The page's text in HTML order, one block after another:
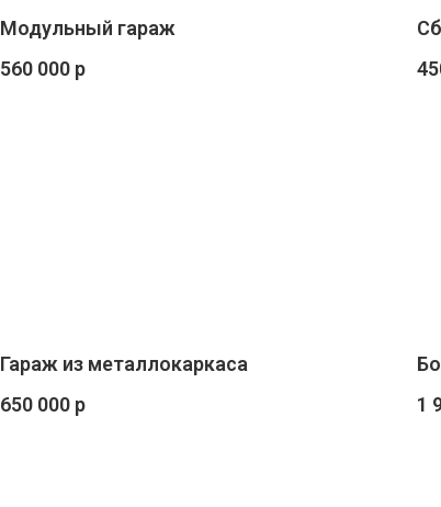
Модульный гараж
560 000 р
Гараж из металлокаркаса
650 000 р
1